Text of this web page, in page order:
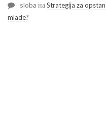
sloba наStrategija za
mlade?